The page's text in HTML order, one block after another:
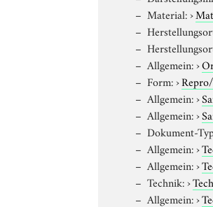
Material:›
Allgemein:›
Form:›
Allgemein:›
Allgemein:›
Dokument-
Allgemein:›
Allgemein:›
Technik:›
Allgemein:›